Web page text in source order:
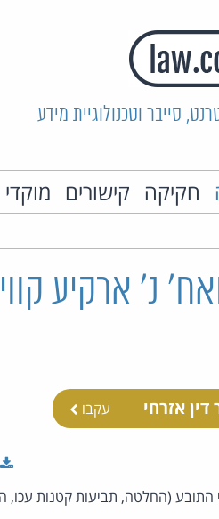
סייבר וטכנולוגיית מידע
חקיקה קישורים
24 פלאח ואח' נ' ארקיע
דין אזרחי עקבו
(החלטה, תביעות קטנות עכו,